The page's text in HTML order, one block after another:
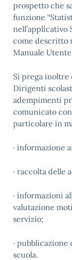
prospetto che
funzione
nell’applicativo
come descritto
Manuale
Si prega inoltre
Dirigenti
adempimenti
comunicato con
particolare in
· informazione
· raccolta delle
· informazioni
valutazione
servizio;
·
scuola.